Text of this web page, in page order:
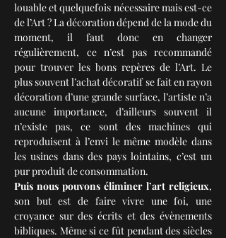
louable et quelquefois nécessaire mais est-ce
de l’Art ? La décoration dépend de la mode du
moment, il faut donc en changer
régulièrement, ce n’est pas recommandé
pour trouver les bons repères de l’Art. Le
plus souvent l’achat décoratif se fait en rayon
décoration d’une grande surface, l’artiste n’a
aucune importance, d’ailleurs souvent il
n’existe pas, ce sont des machines qui
reproduisent à l’envi le même modèle dans
les usines dans des pays lointains, c’est un
pur produit de consommation.
Puis nous pouvons éliminer l’art religieux,
son but est de faire vivre une foi, une
croyance sur des écrits et des évènements
bibliques. Même si ce fût pendant des siècles